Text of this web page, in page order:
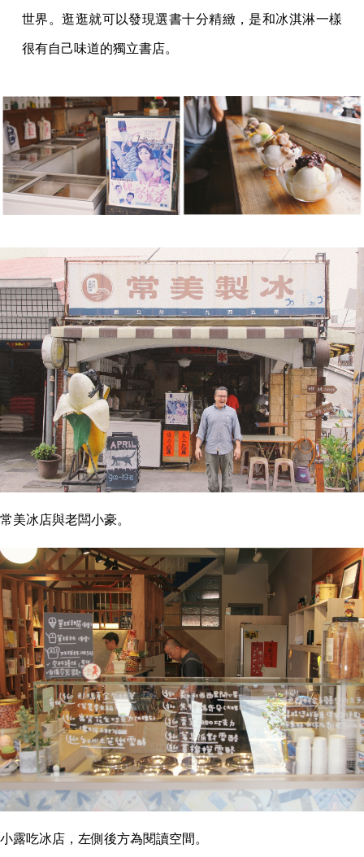
世界。逛逛就可以發現選書十分精緻，是和冰淇淋一樣
很有自己味道的獨立書店。
常美冰店與老闆小豪。
小露吃冰店，左側後方為閱讀空間。